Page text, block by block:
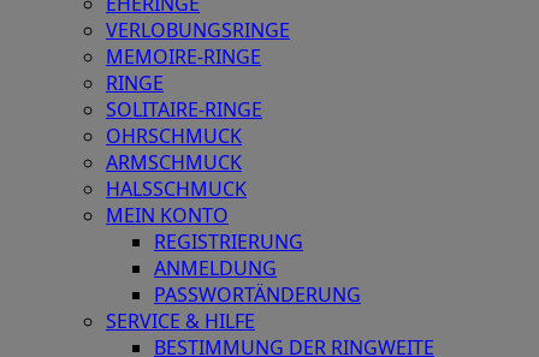
VERLOBUNGSRINGE
MEMOIRE-RINGE
RINGE
SOLITAIRE-RINGE
OHRSCHMUCK
ARMSCHMUCK
HALSSCHMUCK
MEIN KONTO
REGISTRIERUNG
ANMELDUNG
PASSWORTÄNDERUNG
SERVICE & HILFE
BESTIMMUNG DER RINGWEITE